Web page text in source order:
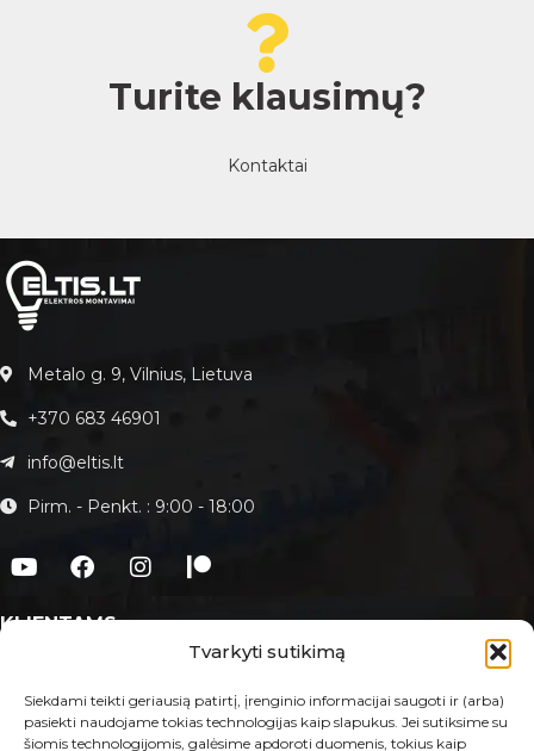
Tvarkyti sutikimą
Siekdami teikti geriausią patirtį, įrenginio informacijai saugoti ir (arba)
pasiekti naudojame tokias technologijas kaip slapukus. Jei sutiksime su
šiomis technologijomis, galėsime apdoroti duomenis, tokius kaip
Turite klausimų?
Kontaktai
Metalo g. 9, Vilnius, Lietuva
+370 683 46901
info@eltis.lt
Pirm. - Penkt. : 9:00 - 18:00
KLIENTAMS
Paslaugos
Kontaktai